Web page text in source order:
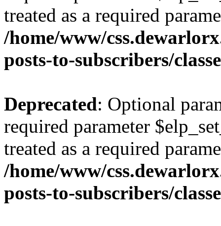
treated as a required
/home/www/
posts-to-subscribers/
Deprecated: Optional
required parameter
treated as a required
/home/www/
posts-to-subscribers/